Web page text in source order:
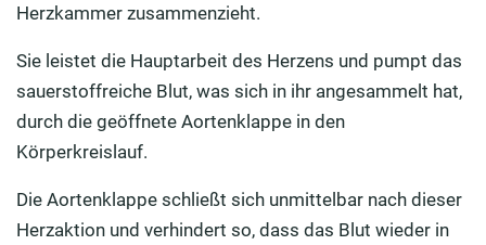
Herzkammer zusammenzieht.
Sie leistet die Hauptarbeit des Herzens und pumpt das
sauerstoffreiche Blut, was sich in ihr angesammelt hat,
durch die geöffnete Aortenklappe in den
Körperkreislauf.
Die Aortenklappe schließt sich unmittelbar nach dieser
Herzaktion und verhindert so, dass das Blut wieder in